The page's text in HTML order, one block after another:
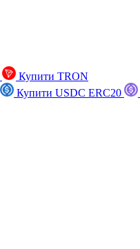
Купити TRON
Купити USDC ERC20